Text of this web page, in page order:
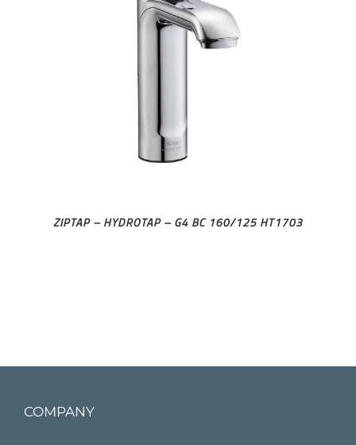
ZIPTAP – HYDROTAP – G4 BC 160/125 HT1703
COMPANY